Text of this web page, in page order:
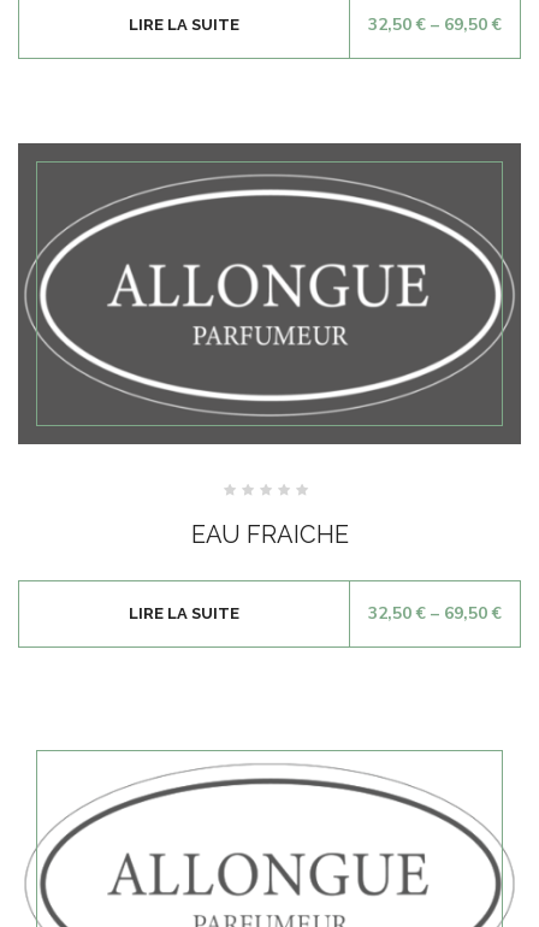
32,50€ – 69,50€
LIRE LA SUITE
sur
5
EAU FRAICHE
32,50€ – 69,50€
LIRE LA SUITE